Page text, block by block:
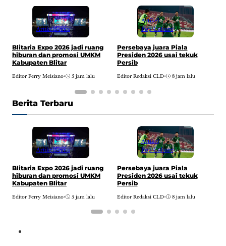
ArtikelBerita
Blitaria Expo 2026 jadi ruang
hiburan dan promosi UMKM
Kabupaten Blitar
Editor Ferry Meisiano• 5 jam lalu
Artikel
Pop Culture
Persebaya juara Piala
Presiden 2026 usai tekuk
Persib
Editor Redaksi CLD• 8 jam lalu
Berita Terbaru
ArtikelBerita
Blitaria Expo 2026 jadi ruang
hiburan dan promosi UMKM
Kabupaten Blitar
Editor Ferry Meisiano• 5 jam lalu
Artikel
Pop Culture
Persebaya juara Piala
Presiden 2026 usai tekuk
Persib
Editor Redaksi CLD• 8 jam lalu